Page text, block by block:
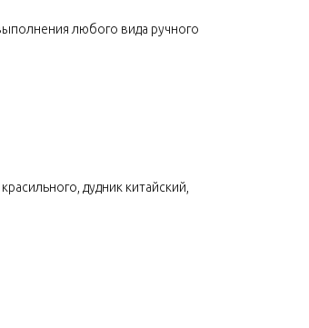
любого вида ручного
дудник китайский,